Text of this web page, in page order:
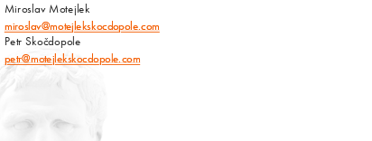
Miroslav Motejlek
miroslav@motejlekskocdopole.com
Petr Skočdopole
petr@motejlekskocdopole.com